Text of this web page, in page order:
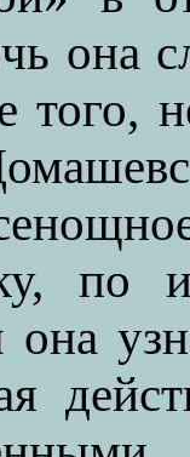
она
того,
по